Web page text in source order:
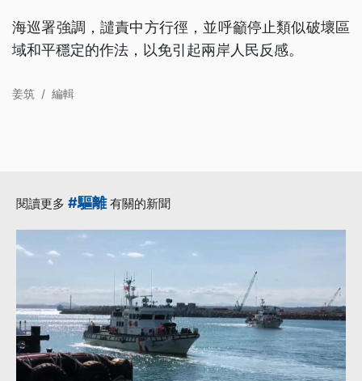
海巡署強調，譴責中方行徑，並呼籲停止類似破壞區
域和平穩定的作法，以免引起兩岸人民反感。
姜筑 / 編輯
閱讀更多 #驅離有關的新聞